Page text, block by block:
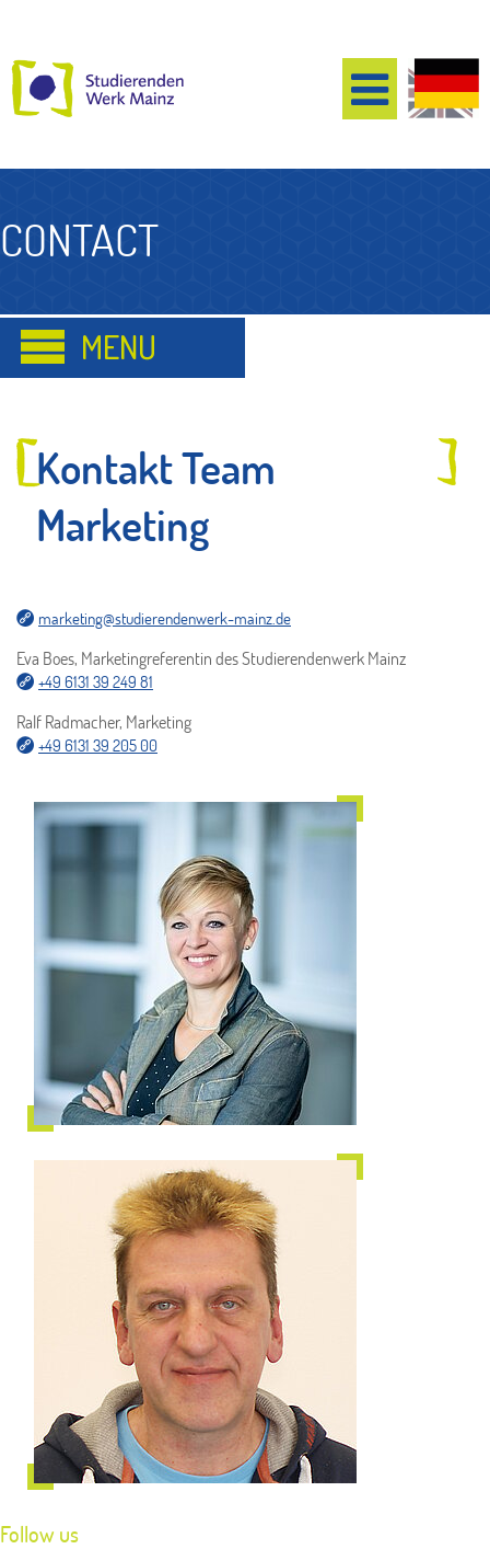
CONTACT
Kontakt Team
Marketing
marketing@studierendenwerk-mainz.de
Eva Boes, Marketingreferentin des Studierendenwerk Mainz
+49 6131 39 249 81
Ralf Radmacher, Marketing
+49 6131 39 205 00
Follow us